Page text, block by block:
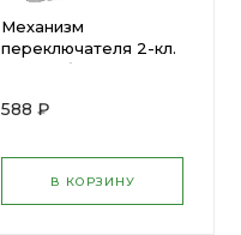
Механизм
переключателя 2-кл.
ATLAS бел.
1240157 )
588 ₽
В КОРЗИНУ